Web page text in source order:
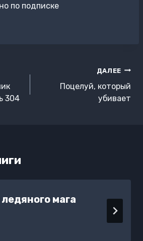
по подписке
304
ДАЛЕЕ
Поцелуй, который
убивает
мага